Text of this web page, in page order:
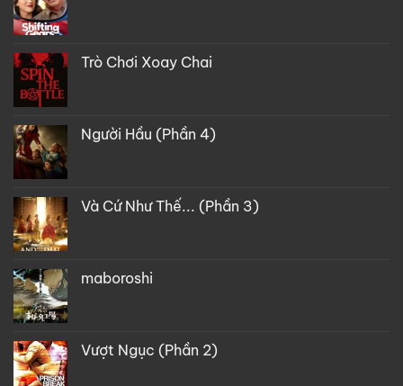
Trò Chơi Xoay Chai
Người Hầu (Phần 4)
Và Cứ Như Thế... (Phần 3)
maboroshi
Vượt Ngục (Phần 2)